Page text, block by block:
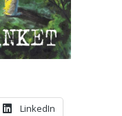
LinkedIn